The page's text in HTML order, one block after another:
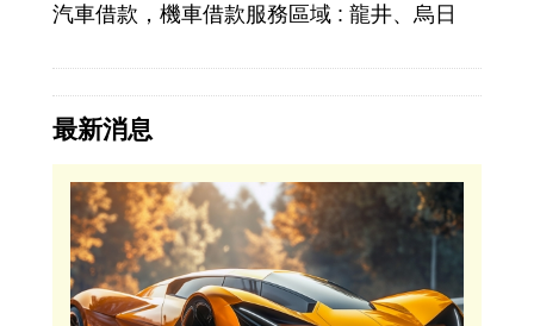
汽車借款，機車借款服務區域 : 龍井、烏日
最新消息